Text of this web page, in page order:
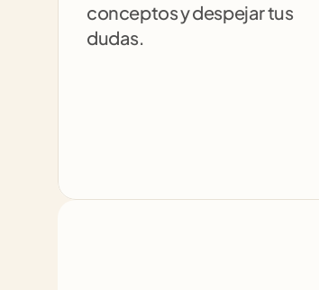
conceptos y despejar tus
dudas.